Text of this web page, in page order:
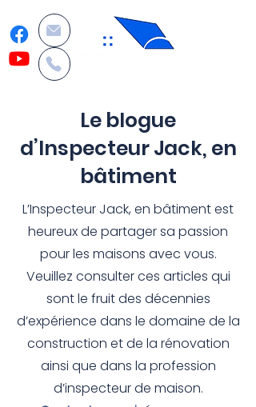
Le blogue
d’Inspecteur Jack, en
bâtiment
L’Inspecteur Jack, en bâtiment est
heureux de partager sa passion
pour les maisons avec vous.
Veuillez consulter ces articles qui
sont le fruit des décennies
d’expérience dans le domaine de la
construction et de la rénovation
ainsi que dans la profession
d’inspecteur de maison.